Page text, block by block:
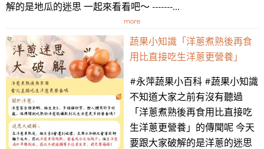
解的是地瓜的迷思 一起來看看吧～ -------...
more
蔬果小知識「洋蔥煮熟後再食
用比直接吃生洋蔥更營養」
#永萍蔬果小百科 #蔬果小知識
不知道大家之前有沒有聽過
「洋蔥煮熟後再食用比直接吃
生洋蔥更營養」的傳聞呢 今天
要跟大家破解的是洋蔥的迷思